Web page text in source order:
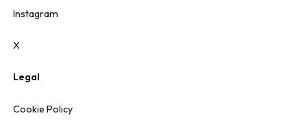
Instagram
X
Legal
Cookie Policy